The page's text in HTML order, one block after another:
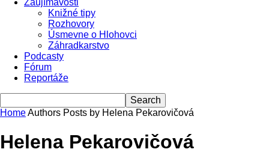
Zaujímavosti
Knižné tipy
Rozhovory
Úsmevne o Hlohovci
Záhradkarstvo
Podcasty
Fórum
Reportáže
HomeAuthors Posts by Helena Pekarovičová
Helena Pekarovičová